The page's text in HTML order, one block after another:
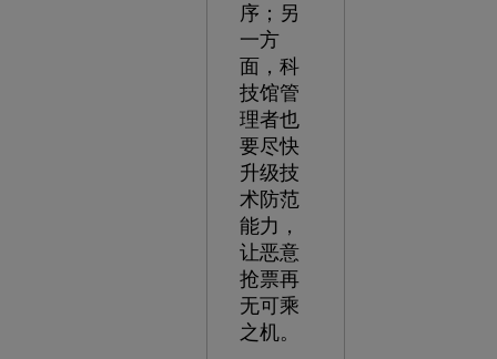
序；另
一方
面，科
技馆管
理者也
要尽快
升级技
术防范
能力，
让恶意
抢票再
无可乘
之机。